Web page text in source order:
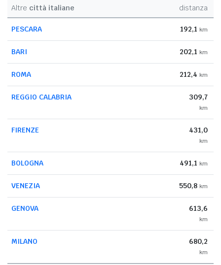
Altre città italiane distanza
PESCARA 192,1 km
BARI 202,1 km
ROMA 212,4 km
REGGIO CALABRIA 309,7
km
FIRENZE 431,0
km
BOLOGNA 491,1 km
VENEZIA 550,8 km
GENOVA 613,6
km
MILANO 680,2
km